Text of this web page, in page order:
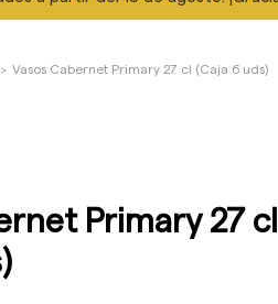
Vasos Cabernet Primary 27 cl (Caja 6 uds)
Primary 27 cl